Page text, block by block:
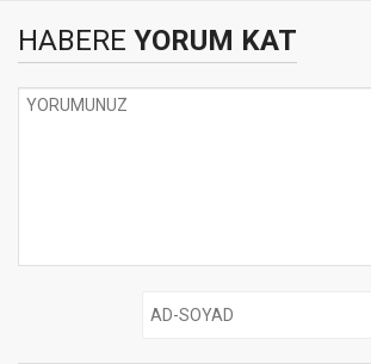
HABERE YORUM KAT